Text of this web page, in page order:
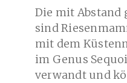
Die mit Abstand
sind
mit dem
im Genus
verwandt und